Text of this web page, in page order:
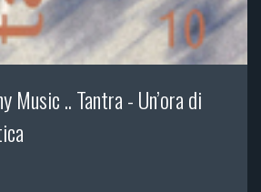
Music .. Tantra - Un’ora di